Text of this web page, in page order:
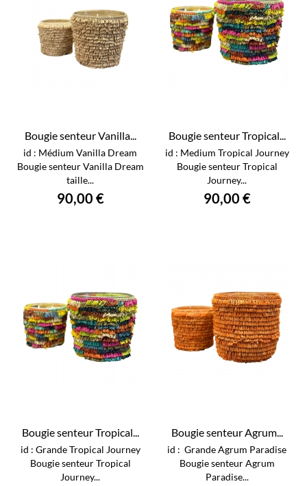
Bougie senteur Vanilla...
id : Médium Vanilla Dream
Bougie senteur Vanilla Dream
taille...
90,00 €
Bougie senteur Tropical...
id : Medium Tropical Journey
Bougie senteur Tropical
Journey...
90,00 €
Bougie senteur Tropical...
id : Grande Tropical Journey
Bougie senteur Tropical
Journey...
Bougie senteur Agrum...
id : Grande Agrum Paradise
Bougie senteur Agrum
Paradise...